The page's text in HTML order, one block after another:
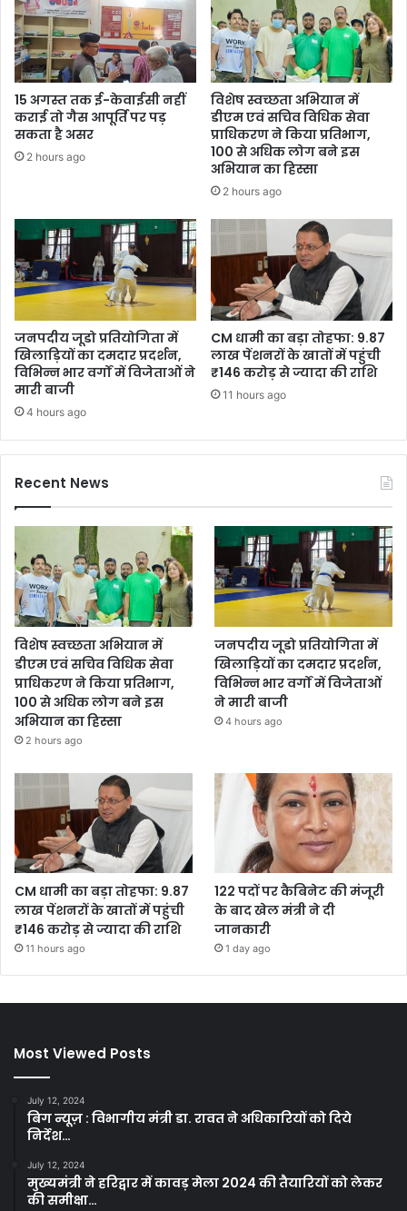
15 अगस्त तक ई-केवाईसी नहीं
कराई तो गैस आपूर्ति पर पड़
सकता है असर
2 hours ago
विशेष स्वच्छता अभियान में
डीएम एवं सचिव विधिक सेवा
प्राधिकरण ने किया प्रतिभाग,
100 से अधिक लोग बने इस
अभियान का हिस्सा
2 hours ago
जनपदीय जूडो प्रतियोगिता में
खिलाड़ियों का दमदार प्रदर्शन,
विभिन्न भार वर्गों में विजेताओं ने
मारी बाजी
4 hours ago
CM धामी का बड़ा तोहफा: 9.87
लाख पेंशनरों के खातों में पहुंची
₹146 करोड़ से ज्यादा की राशि
11 hours ago
Recent News
विशेष स्वच्छता अभियान में
डीएम एवं सचिव विधिक सेवा
प्राधिकरण ने किया प्रतिभाग,
100 से अधिक लोग बने इस
अभियान का हिस्सा
2 hours ago
जनपदीय जूडो प्रतियोगिता में
खिलाड़ियों का दमदार प्रदर्शन,
विभिन्न भार वर्गों में विजेताओं
ने मारी बाजी
4 hours ago
CM धामी का बड़ा तोहफा: 9.87
लाख पेंशनरों के खातों में पहुंची
₹146 करोड़ से ज्यादा की राशि
11 hours ago
122 पदों पर कैबिनेट की मंजूरी
के बाद खेल मंत्री ने दी
जानकारी
1 day ago
Most Viewed Posts
July 12, 2024
बिग न्यूज़ : विभागीय मंत्री डा. रावत ने अधिकारियों को दिये
निर्देश…
July 12, 2024
मुख्यमंत्री ने हरिद्वार में कावड़ मेला 2024 की तैयारियों को लेकर
की समीक्षा…